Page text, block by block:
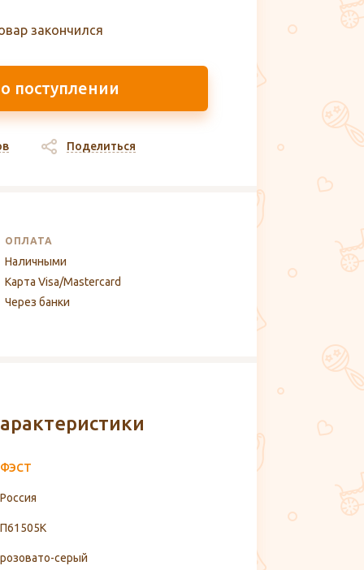
закончился
поступлении
Поделиться
ОПЛАТА
Наличными
Карта Visa/Mastercard
Через банки
ФЭСТ
Россия
П61505К
розовато-серый